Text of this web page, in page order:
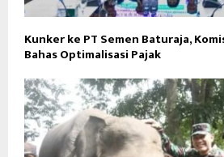
Kunker ke PT Semen Baturaja,
Bahas Optimalisasi Pajak